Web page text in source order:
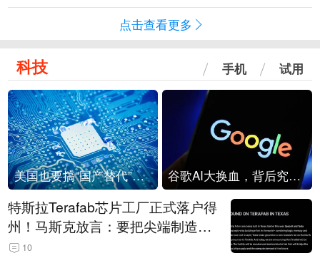
点击查看更多
科技 手机 试用
美国也要搞“国产替代”？先算清三笔账 谷歌AI大换血，背后究竟发生了什么？
特斯拉Terafab芯片工厂正式落户得
州！马斯克放言：要把尖端制造带
回美国
10